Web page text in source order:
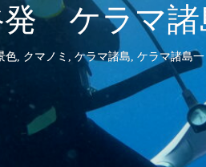
発 ケラマ
色, クマノミ ケラマ諸島 ケラマ諸島